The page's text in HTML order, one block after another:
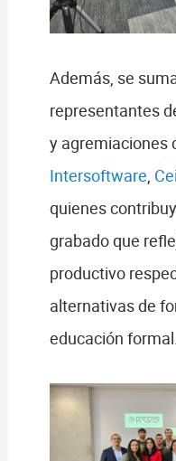
Además, se
representantes
y agremiaciones
Intersoftware,
quienes
grabado que
productivo
alternativas de
educación